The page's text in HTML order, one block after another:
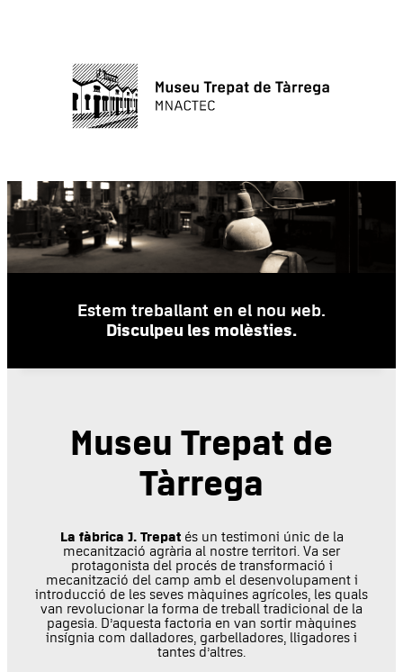
Estem treballant en el nou web.
Disculpeu les molèsties.
Museu Trepat de
Tàrrega
La fàbrica J. Trepatés un testimoni únic de la
mecanització agrària al nostre territori. Va ser
protagonista del procés de transformació i
mecanització del camp amb el desenvolupament i
introducció de les seves màquines agrícoles, les quals
van revolucionar la forma de treball tradicional de la
pagesia. D’aquesta factoria en van sortir màquines
insígnia com dalladores, garbelladores, lligadores i
tantes d’altres.